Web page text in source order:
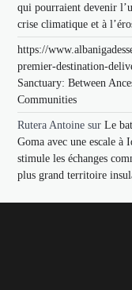
qui pourraient devenir
crise climatique et à
https://
premier-destination-
Sanctuary: Between
Communities
Rutera Antoine surLe
Goma avec une escale
stimule les échanges
plus grand territoire